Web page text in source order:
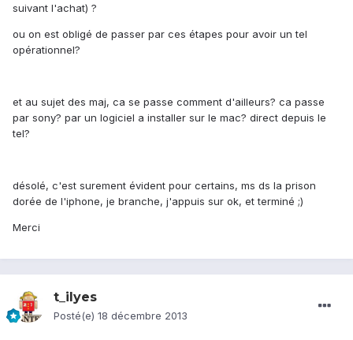
suivant l'achat) ?
ou on est obligé de passer par ces étapes pour avoir un tel
opérationnel?
et au sujet des maj, ca se passe comment d'ailleurs? ca passe
par sony? par un logiciel a installer sur le mac? direct depuis le
tel?
désolé, c'est surement évident pour certains, ms ds la prison
dorée de l'iphone, je branche, j'appuis sur ok, et terminé ;)
Merci
t_ilyes
Posté(e) 18 décembre 2013